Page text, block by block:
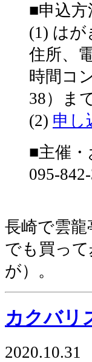
■申込
(1) はが
住所、
時間コ
38）ま
(2) 申し
■主催
095-842-
長崎で雲
でも買っ
が）。
カクバリ
2020.10.31